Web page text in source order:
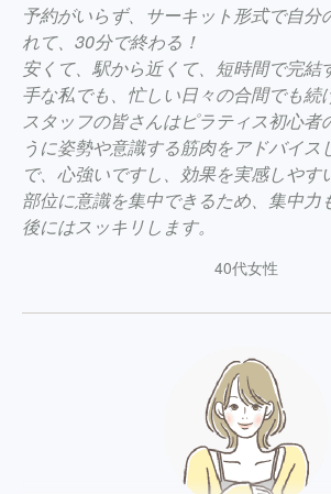
予約がいらず、サーキット形式で自分
れて、30分で終わる！
安くて、駅から近くて、短時間で完結
手な私でも、忙しい日々の合間でも続
スタッフの皆さんはピラティス初心者
うに姿勢や意識する筋肉をアドバイス
で、心強いですし、効果を実感しやす
部位に意識を集中できるため、集中力
後にはスッキリします。
40代女性